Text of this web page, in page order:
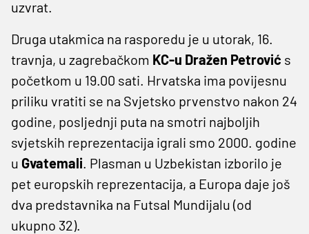
uzvrat.
Druga utakmica na rasporedu je u utorak, 16.
travnja, u zagrebačkom KC-u Dražen Petrović s
početkom u 19.00 sati. Hrvatska ima povijesnu
priliku vratiti se na Svjetsko prvenstvo nakon 24
godine, posljednji puta na smotri najboljih
svjetskih reprezentacija igrali smo 2000. godine
u Gvatemali. Plasman u Uzbekistan izborilo je
pet europskih reprezentacija, a Europa daje još
dva predstavnika na Futsal Mundijalu (od
ukupno 32).